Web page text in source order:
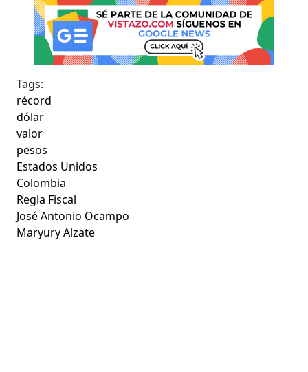
Tags:
récord
dólar
valor
pesos
Estados Unidos
Colombia
Regla Fiscal
José Antonio Ocampo
Maryury Alzate